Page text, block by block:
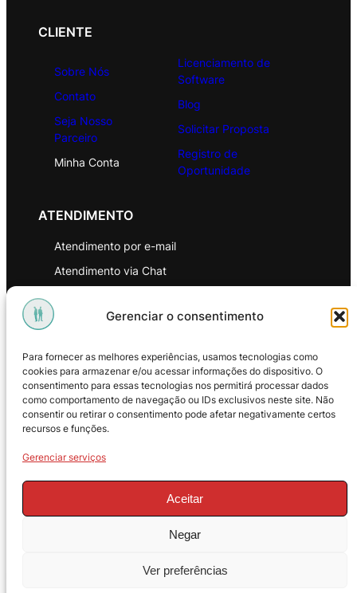
Gerenciar o consentimento
Para fornecer as melhores experiências, usamos tecnologias como
cookies para armazenar e/ou acessar informações do dispositivo. O
consentimento para essas tecnologias nos permitirá processar dados
como comportamento de navegação ou IDs exclusivos neste site. Não
consentir ou retirar o consentimento pode afetar negativamente certos
recursos e funções.
Gerenciar serviços
Aceitar
Negar
Ver preferências
CLIENTE
Sobre Nós
Contato
Seja Nosso
Parceiro
Minha Conta
Licenciamento de
Software
Blog
Solicitar Proposta
Registro de
Oportunidade
ATENDIMENTO
Atendimento por e-mail
Atendimento via Chat
Política de Privacidade
Política de Troca e Devoluções
Política de Reembolso
18.269.230/0001-16. Todos os direitos